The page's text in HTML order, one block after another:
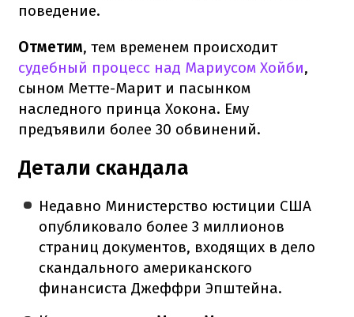
поведение.
Отметим, тем временем происходит
судебный процесс над Мариусом Хойби,
сыном Метте-Марит и пасынком
наследного принца Хокона. Ему
предъявили более 30 обвинений.
Детали скандала
Недавно Министерство юстиции США
опубликовало более 3 миллионов
страниц документов, входящих в дело
скандального американского
финансиста Джеффри Эпштейна.